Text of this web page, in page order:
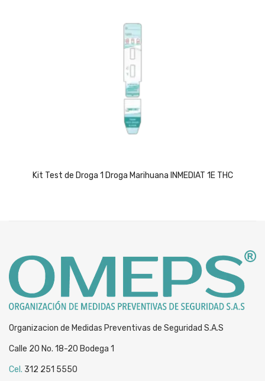
Kit Test de Droga 1 Droga Marihuana INMEDIAT 1E THC
Organizacion de Medidas Preventivas de Seguridad S.A.S
Calle 20 No. 18-20 Bodega 1
Cel. 312 251 5550